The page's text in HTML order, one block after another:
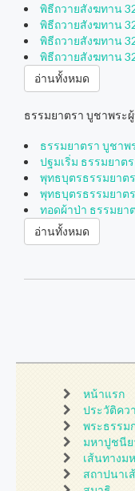
พิธีถวายสังฆทาน
พิธีถวายสังฆทาน
พิธีถวายสังฆทาน
พิธีถวายสังฆทาน
อ่านทั้งหมด
ธรรมยาตรา บูชาพระ
ธรรมยาตรา บูชาพ
ปฐมเริ่ม ธรรมยาต
พุทธบุตรธรรมยาต
พุทธบุตรธรรมยาต
ทอดผ้าป่า ธรรมยา
อ่านทั้งหมด
หน้าแรก
ประวัติคว
พระธรรม
มหาปูชนีย
เส้นทางม
สถาปนาเ